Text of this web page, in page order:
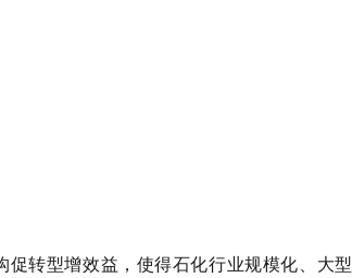
转型增效益，使得石化行业规模化、大型